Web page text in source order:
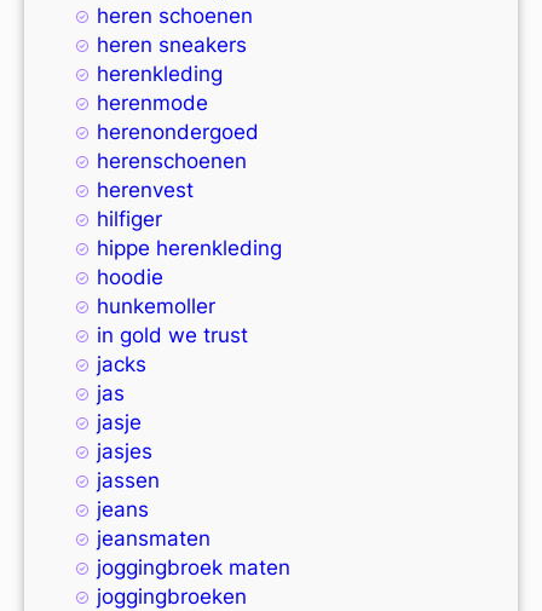
heren schoenen
heren sneakers
herenkleding
herenmode
herenondergoed
herenschoenen
herenvest
hilfiger
hippe herenkleding
hoodie
hunkemoller
in gold we trust
jacks
jas
jasje
jasjes
jassen
jeans
jeansmaten
joggingbroek maten
joggingbroeken